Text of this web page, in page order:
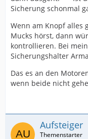
Sicherung schonmal
Wenn am Knopf alles
Mucks hörst, dann
kontrollieren. Bei
Sicherungshalter
Das es an den
wenn beide nicht
Aufsteiger